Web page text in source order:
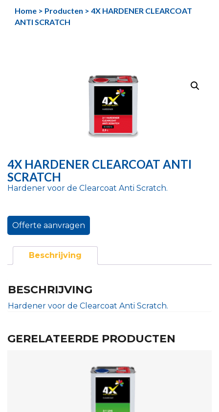
naarHome > Producten > 4X HARDENER CLEARCOAT
ANTI SCRATCH
4X HARDENER CLEARCOAT ANTI
SCRATCH
Hardener voor de Clearcoat Anti Scratch.
Offerte aanvragen
Beschrijving
BESCHRIJVING
Hardener voor de Clearcoat Anti Scratch.
GERELATEERDE PRODUCTEN